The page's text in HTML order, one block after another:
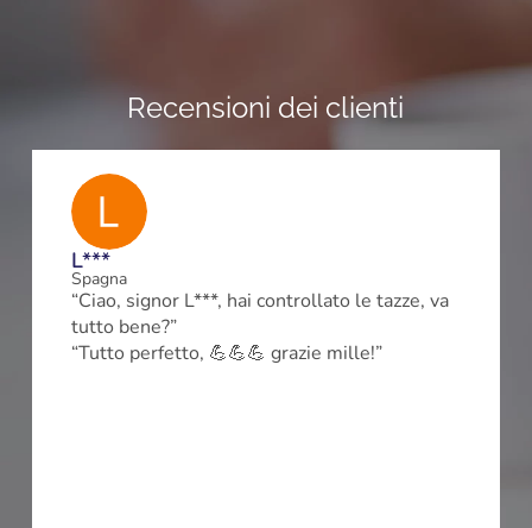
Recensioni dei clienti
L***
Spagna
“Ciao, signor L***, hai controllato le tazze, va
tutto bene?”
“Tutto perfetto, 💪💪💪 grazie mille!”